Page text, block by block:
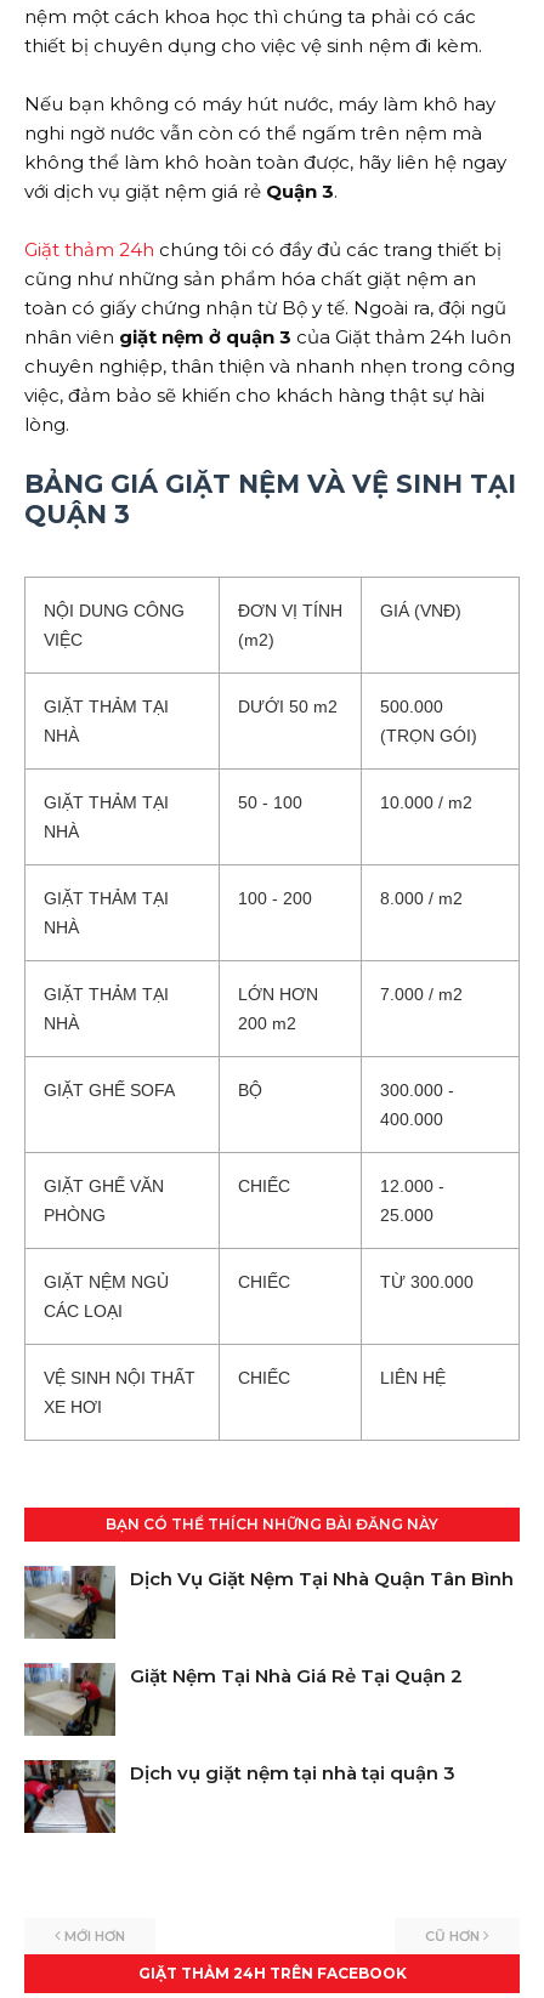
nệm một cách khoa học thì chúng ta phải có các
thiết bị chuyên dụng cho việc vệ sinh nệm đi kèm.
Nếu bạn không có máy hút nước, máy làm khô hay
nghi ngờ nước vẫn còn có thể ngấm trên nệm mà
không thể làm khô hoàn toàn được, hãy liên hệ ngay
với dịch vụ giặt nệm giá rẻ Quận 3.
Giặt thảm 24h chúng tôi có đầy đủ các trang thiết bị
cũng như những sản phẩm hóa chất giặt nệm an
toàn có giấy chứng nhận từ Bộ y tế. Ngoài ra, đội ngũ
nhân viên giặt nệm ở quận 3 của Giặt thảm 24h luôn
chuyên nghiệp, thân thiện và nhanh nhẹn trong công
việc, đảm bảo sẽ khiến cho khách hàng thật sự hài
lòng.
BẢNG GIÁ GIẶT NỆM VÀ VỆ SINH TẠI
QUẬN 3
NỘI DUNG CÔNG
VIỆC
ĐƠN VỊ TÍNH
(m2)
GIÁ (VNĐ)
GIẶT THẢM TẠI
NHÀ
DƯỚI 50 m2
500.000
(TRỌN GÓI)
GIẶT THẢM TẠI
NHÀ
50 - 100 10.000 / m2
GIẶT THẢM TẠI
NHÀ
100 - 200 8.000 / m2
GIẶT THẢM TẠI
NHÀ
LỚN HƠN
200 m2
7.000 / m2
GIẶT GHẾ SOFA BỘ
300.000 -
400.000
GIẶT GHẾ VĂN
PHÒNG
CHIẾC
12.000 -
25.000
GIẶT NỆM NGỦ
CÁC LOẠI
CHIẾC TỪ 300.000
VỆ SINH NỘI THẤT
XE HƠI
CHIẾC LIÊN HỆ
BẠN CÓ THỂ THÍCH NHỮNG BÀI ĐĂNG NÀY
Dịch Vụ Giặt Nệm Tại Nhà Quận Tân Bình
Giặt Nệm Tại Nhà Giá Rẻ Tại Quận 2
Dịch vụ giặt nệm tại nhà tại quận 3
MỚI HƠN CŨ HƠN
GIẶT THẢM 24H TRÊN FACEBOOK